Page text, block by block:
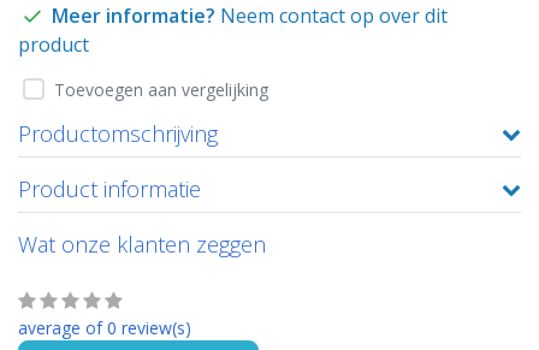
Meer informatie? Neem contact op over dit
product
Toevoegen aan vergelijking
Productomschrijving
Product informatie
Wat onze klanten zeggen
average of 0 review(s)